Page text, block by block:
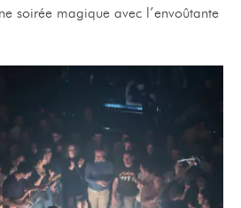
soirée magique avec l’envoûtante